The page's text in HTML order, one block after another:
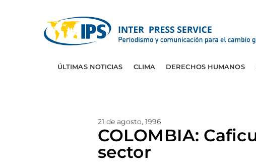
ÚLTIMAS NOTICIAS CLIMA DERECHOS HUMANOS
21 de agosto, 1996
COLOMBIA:
sector